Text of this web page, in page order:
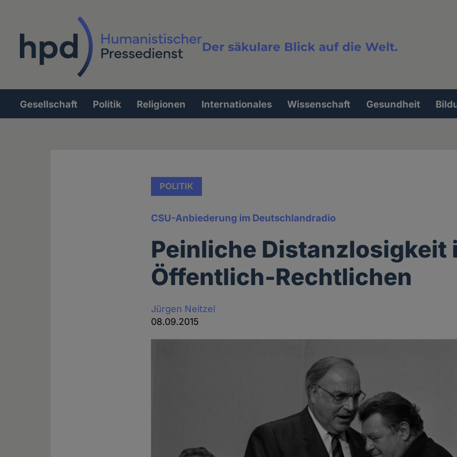
Der säkulare Blick auf die Welt.
Volltextsuche
Hauptnavigation
Gesellschaft Politik Religionen Internationales Wissenschaft Gesundheit
POLITIK
CSU-Anbiederung im Deutschlandradio
Peinliche Distanzlosigkeit
Öffentlich-Rechtlichen
Jürgen Neitzel
08.09.2015